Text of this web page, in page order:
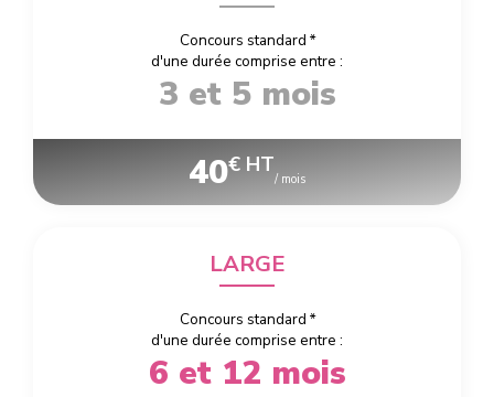
Concours standard *
d'une durée comprise entre :
3 et 5 mois
40€ HT
/ mois
LARGE
Concours standard *
d'une durée comprise entre :
6 et 12 mois